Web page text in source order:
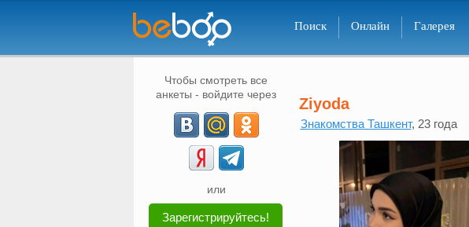
Поиск Онлайн Галерея
Чтобы смотреть все
анкеты - войдите через
или
Зарегистрируйтесь!
Ziyoda
Знакомства Ташкент, 23 года